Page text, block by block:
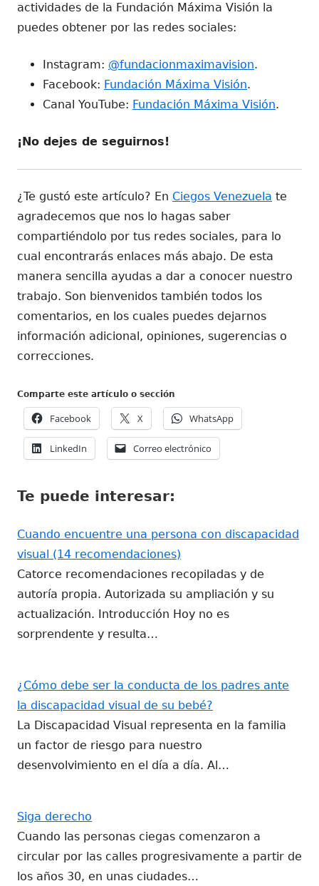
actividades de la Fundación Máxima Visión la
puedes obtener por las redes sociales:
Instagram: @fundacionmaximavision.
Facebook: Fundación Máxima Visión.
Canal YouTube: Fundación Máxima Visión.
¡No dejes de seguirnos!
¿Te gustó este artículo? En Ciegos Venezuela te
agradecemos que nos lo hagas saber
compartiéndolo por tus redes sociales, para lo
cual encontrarás enlaces más abajo. De esta
manera sencilla ayudas a dar a conocer nuestro
trabajo. Son bienvenidos también todos los
comentarios, en los cuales puedes dejarnos
información adicional, opiniones, sugerencias o
correcciones.
Comparte este artículo o sección
Facebook
en
X
en
una
WhatsApp
en
LinkedIn
en
ventana
Correo electrónico
en
Te puede interesar:
Cuando encuentre una persona con discapacidad
visual (14 recomendaciones)
Catorce recomendaciones recopiladas y de
autoría propia. Autorizada su ampliación y su
actualización. Introducción Hoy no es
sorprendente y resulta…
¿Cómo debe ser la conducta de los padres ante
la discapacidad visual de su bebé?
La Discapacidad Visual representa en la familia
un factor de riesgo para nuestro
desenvolvimiento en el día a día. Al…
Siga derecho
Cuando las personas ciegas comenzaron a
circular por las calles progresivamente a partir de
los años 30, en unas ciudades…